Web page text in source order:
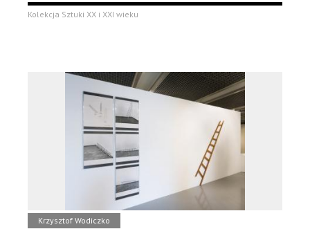
Kolekcja Sztuki XX i XXI wieku
Krzysztof Wodiczko